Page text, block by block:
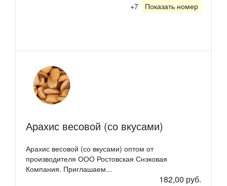
+7 Показать номер
Арахис весовой (со вкусами)
Арахис весовой (со вкусами) оптом от
производителя ООО Ростовская Снэковая
Компания. Приглашаем...
182,00 руб.